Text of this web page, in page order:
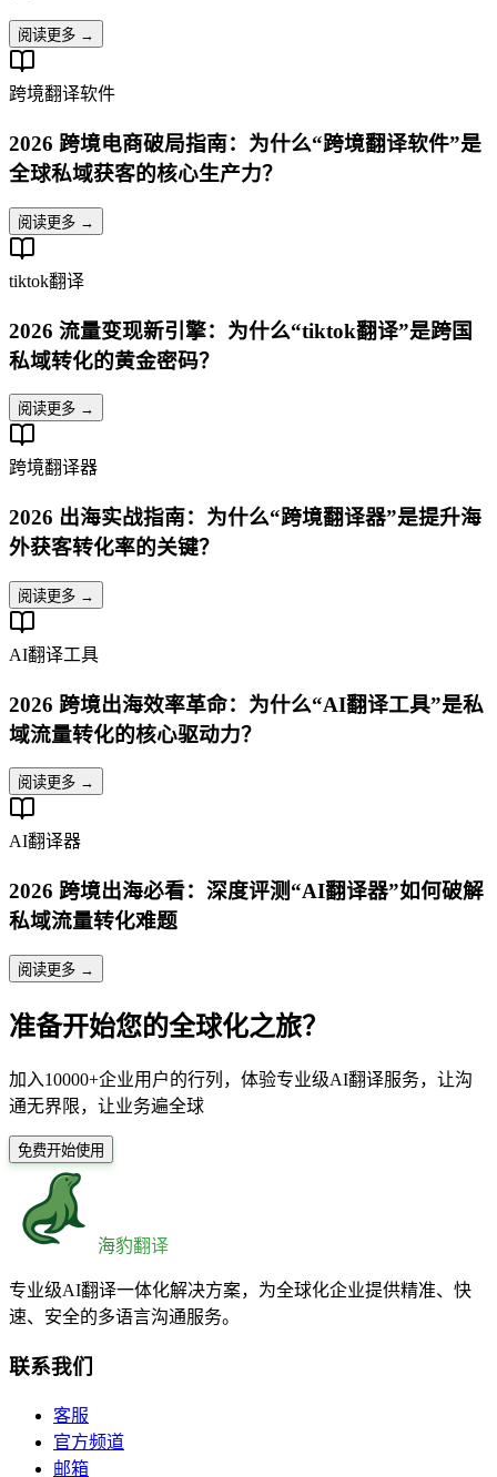
阅读更多 →
跨境翻译软件
2026 跨境电商破局指南：为什么“跨境翻译软件”是
全球私域获客的核心生产力？
阅读更多 →
tiktok翻译
2026 流量变现新引擎：为什么“tiktok翻译”是跨国
私域转化的黄金密码？
阅读更多 →
跨境翻译器
2026 出海实战指南：为什么“跨境翻译器”是提升海
外获客转化率的关键？
阅读更多 →
AI翻译工具
2026 跨境出海效率革命：为什么“AI翻译工具”是私
域流量转化的核心驱动力？
阅读更多 →
AI翻译器
2026 跨境出海必看：深度评测“AI翻译器”如何破解
私域流量转化难题
阅读更多 →
准备开始您的全球化之旅？
加入10000+企业用户的行列，体验专业级AI翻译服务，让沟
通无界限，让业务遍全球
免费开始使用
海豹翻译
专业级AI翻译一体化解决方案，为全球化企业提供精准、快
速、安全的多语言沟通服务。
联系我们
客服
官方频道
邮箱